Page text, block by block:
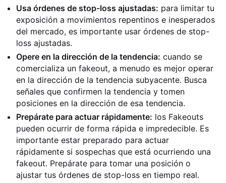
Usa órdenes de stop-loss ajustadas: para limitar tu
exposición a movimientos repentinos e inesperados
del mercado, es importante usar órdenes de stop-
loss ajustadas.
Opere en la dirección de la tendencia: cuando se
comercializa un fakeout, a menudo es mejor operar
en la dirección de la tendencia subyacente. Busca
señales que confirmen la tendencia y tomen
posiciones en la dirección de esa tendencia.
Prepárate para actuar rápidamente: los Fakeouts
pueden ocurrir de forma rápida e impredecible. Es
importante estar preparado para actuar
rápidamente si sospechas que está ocurriendo una
fakeout. Prepárate para tomar una posición o
ajustar tus órdenes de stop-loss en tiempo real.